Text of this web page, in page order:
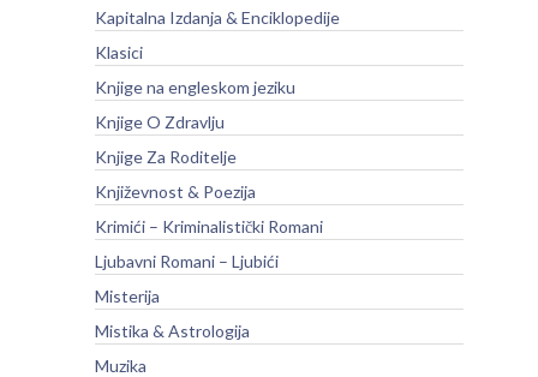
Kapitalna Izdanja & Enciklopedije
Klasici
Knjige na engleskom jeziku
Knjige O Zdravlju
Knjige Za Roditelje
Književnost & Poezija
Krimići – Kriminalistički Romani
Ljubavni Romani – Ljubići
Misterija
Mistika & Astrologija
Muzika